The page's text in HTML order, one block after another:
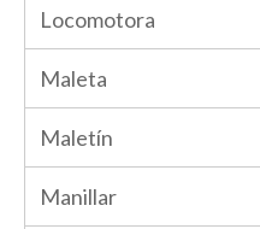
Locomotora
Maleta
Maletín
Manillar